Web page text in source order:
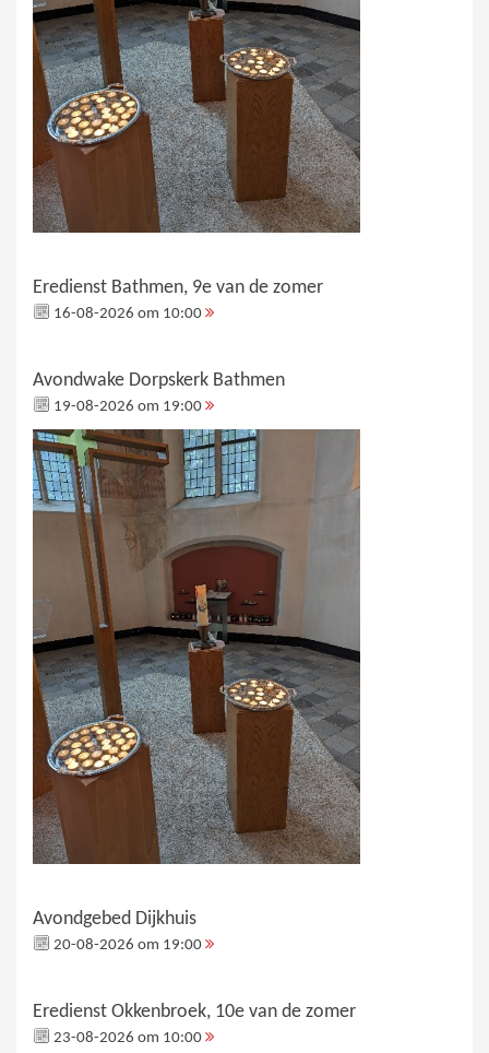
Eredienst Bathmen, 9e van de zomer
16-08-2026 om 10:00
Avondwake Dorpskerk Bathmen
19-08-2026 om 19:00
Avondgebed Dijkhuis
20-08-2026 om 19:00
Eredienst Okkenbroek, 10e van de zomer
23-08-2026 om 10:00